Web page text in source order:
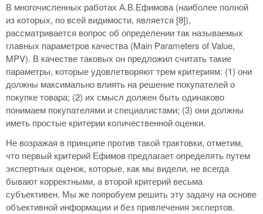
В многочисленных работах А.В.Ефимова (наиболее полной
из которых, по всей видимости, является [8]),
рассматривается вопрос об определении так называемых
главных параметров качества (Main Parameters of Value,
MPV). В качестве таковых он предложил считать такие
параметры, которые удовлетворяют трем критериям: (1) они
должны максимально влиять на решение покупателей о
покупке товара; (2) их смысл должен быть одинаково
понимаем покупателями и специалистами; (3) они должны
иметь простые критерии количественной оценки.
Не возражая в принципе против такой трактовки, отметим,
что первый критерий Ефимов предлагает определять путем
экспертных оценок, которые, как мы видели, не всегда
бывают корректными, а второй критерий весьма
субъективен. Мы же попробуем решить эту задачу на основе
объективной информации и без привлечения экспертов.